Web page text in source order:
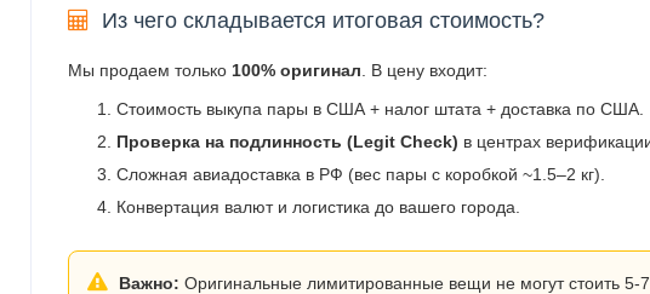
Из чего складывается итоговая стоимость?
Мы продаем только 100% оригинал . В цену входит:
Стоимость выкупа пары в США + налог штата + доставка по США.
Проверка на подлинность (Legit Check) в центрах
Сложная авиадоставка в РФ (вес пары с коробкой ~1.5–2 кг).
Конвертация валют и логистика до вашего города.
Важно: Оригинальные лимитированные вещи не могут стоить 5-